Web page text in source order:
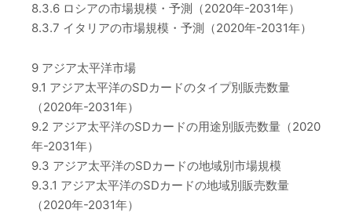
8.3.6 ロシアの市場規模・予測（2020年-2031年）
8.3.7 イタリアの市場規模・予測（2020年-2031年）
9 アジア太平洋市場
9.1 アジア太平洋のSDカードのタイプ別販売数量
（2020年-2031年）
9.2 アジア太平洋のSDカードの用途別販売数量（2020
年-2031年）
9.3 アジア太平洋のSDカードの地域別市場規模
9.3.1 アジア太平洋のSDカードの地域別販売数量
（2020年-2031年）